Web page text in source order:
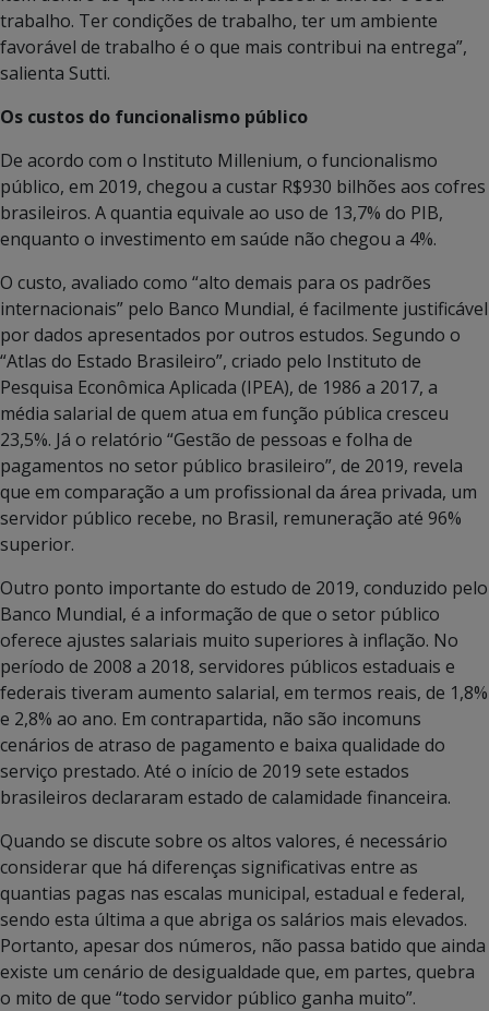
trabalho. Ter condições de trabalho, ter um ambiente
favorável de trabalho é o que mais contribui na entrega”,
salienta Sutti.
Os custos do funcionalismo público
De acordo com o Instituto Millenium, o funcionalismo
público, em 2019, chegou a custar R$930 bilhões aos cofres
brasileiros. A quantia equivale ao uso de 13,7% do PIB,
enquanto o investimento em saúde não chegou a 4%.
O custo, avaliado como “alto demais para os padrões
internacionais” pelo Banco Mundial, é facilmente justificável
por dados apresentados por outros estudos. Segundo o
“Atlas do Estado Brasileiro”, criado pelo Instituto de
Pesquisa Econômica Aplicada (IPEA), de 1986 a 2017, a
média salarial de quem atua em função pública cresceu
23,5%. Já o relatório “Gestão de pessoas e folha de
pagamentos no setor público brasileiro”, de 2019, revela
que em comparação a um profissional da área privada, um
servidor público recebe, no Brasil, remuneração até 96%
superior.
Outro ponto importante do estudo de 2019, conduzido pelo
Banco Mundial, é a informação de que o setor público
oferece ajustes salariais muito superiores à inflação. No
período de 2008 a 2018, servidores públicos estaduais e
federais tiveram aumento salarial, em termos reais, de 1,8%
e 2,8% ao ano. Em contrapartida, não são incomuns
cenários de atraso de pagamento e baixa qualidade do
serviço prestado. Até o início de 2019 sete estados
brasileiros declararam estado de calamidade financeira.
Quando se discute sobre os altos valores, é necessário
considerar que há diferenças significativas entre as
quantias pagas nas escalas municipal, estadual e federal,
sendo esta última a que abriga os salários mais elevados.
Portanto, apesar dos números, não passa batido que ainda
existe um cenário de desigualdade que, em partes, quebra
o mito de que “todo servidor público ganha muito”.